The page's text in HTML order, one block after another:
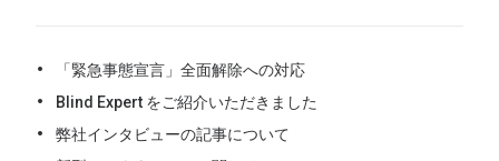
「緊急事態宣言」全面解除への対応
Blind Expert をご紹介いただきました
弊社インタビューの記事について